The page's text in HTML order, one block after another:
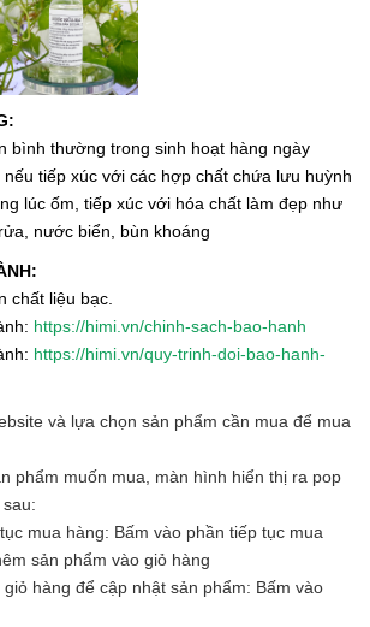
bình thường trong sinh hoạt hàng ngày
tiếp xúc với các hợp chất chứa lưu huỳnh
lúc ốm, tiếp xúc với hóa chất làm đẹp như
nước biển, bùn khoáng
chất liệu bạc.
https://himi.vn/chinh-sach-bao-hanh
https://himi.vn/quy-trinh-doi-bao-hanh-
và lựa chọn sản phẩm cần mua để mua
phẩm muốn mua, màn hình hiển thị ra pop
mua hàng: Bấm vào phần tiếp tục mua
sản phẩm vào giỏ hàng
hàng để cập nhật sản phẩm: Bấm vào